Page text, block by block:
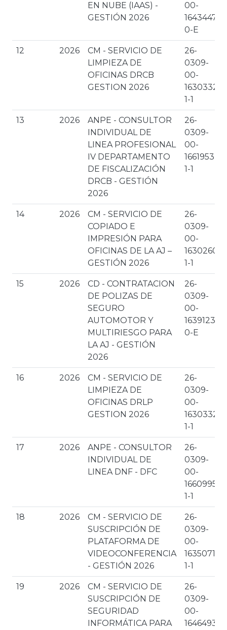
EN NUBE (IAAS) -
GESTIÓN 2026
00-
1643447-
0-E
12 2026
CM - SERVICIO DE
LIMPIEZA DE
OFICINAS DRCB
GESTION 2026
26-
0309-
00-
1630332-
1-1
13 2026
ANPE - CONSULTOR
INDIVIDUAL DE
LINEA PROFESIONAL
IV DEPARTAMENTO
DE FISCALIZACIÓN
DRCB - GESTIÓN
2026
26-
0309-
00-
1661953-
1-1
14 2026
CM - SERVICIO DE
COPIADO E
IMPRESIÓN PARA
OFICINAS DE LA AJ –
GESTIÓN 2026
26-
0309-
00-
1630260-
1-1
15 2026
CD - CONTRATACION
DE POLIZAS DE
SEGURO
AUTOMOTOR Y
MULTIRIESGO PARA
LA AJ - GESTIÓN
2026
26-
0309-
00-
1639123-
0-E
16 2026
CM - SERVICIO DE
LIMPIEZA DE
OFICINAS DRLP
GESTION 2026
26-
0309-
00-
1630332-
1-1
17 2026
ANPE - CONSULTOR
INDIVIDUAL DE
LINEA DNF - DFC
26-
0309-
00-
1660995-
1-1
18 2026
CM - SERVICIO DE
SUSCRIPCIÓN DE
PLATAFORMA DE
VIDEOCONFERENCIA
- GESTIÓN 2026
26-
0309-
00-
1635071-
1-1
19 2026
CM - SERVICIO DE
SUSCRIPCIÓN DE
SEGURIDAD
INFORMÁTICA PARA
26-
0309-
00-
1646493-